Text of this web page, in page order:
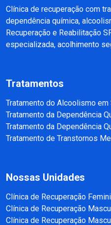
Clínica de recuperação com
dependência química,
Recuperação e Reabilitação
especializada, acolhimento
Tratamentos
Tratamento do Alcoolismo em
Tratamento da Dependência
Tratamento da Dependência
Tratamento de Transtornos
Nossas Unidades
Clínica de Recuperação
Clínica de Recuperação
Clínica de Recuperação